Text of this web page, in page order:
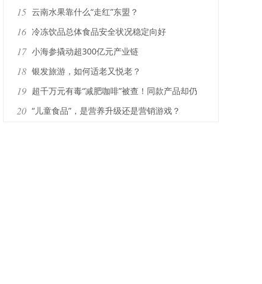
15 云南水果靠什么“走红”东盟？
16 冷冻饮品总体食品安全状况稳定向好
17 小海参撬动超300亿元产业链
18 银发旅游，如何适老又悦老？
19 超千万元有毒“减肥咖啡”被查！同款产品却仍
在销售
20 “儿童食品”，是营养升级还是营销游戏？